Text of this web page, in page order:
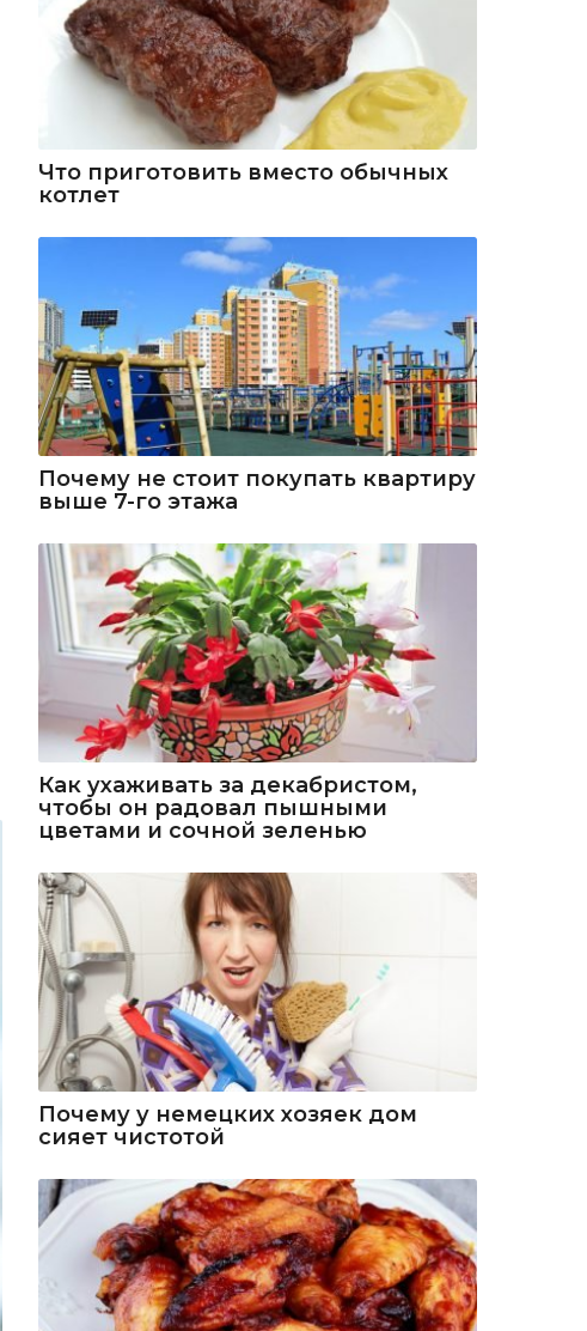
Что приготовить вместо обычных
котлет
Почему не стоит покупать квартиру
выше 7-го этажа
Как ухаживать за декабристом,
чтобы он радовал пышными
цветами и сочной зеленью
Почему у немецких хозяек дом
сияет чистотой